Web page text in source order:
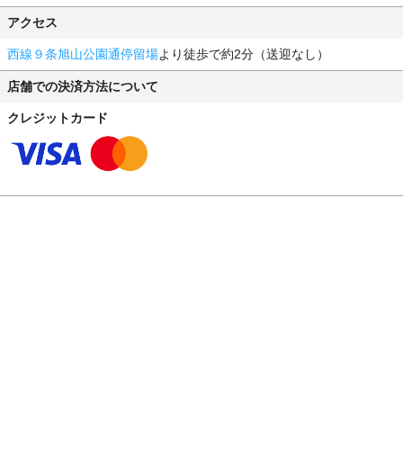
アクセス
西線９条旭山公園通停留場より徒歩で約2分（送迎なし）
店舗での決済方法について
クレジットカード